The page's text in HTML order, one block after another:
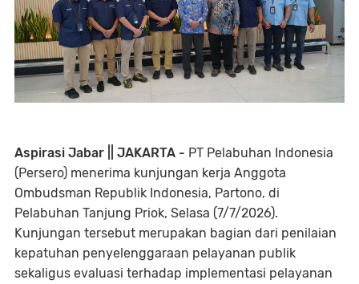
Aspirasi Jabar || JAKARTA - PT Pelabuhan Indonesia
(Persero) menerima kunjungan kerja Anggota
Ombudsman Republik Indonesia, Partono, di
Pelabuhan Tanjung Priok, Selasa (7/7/2026).
Kunjungan tersebut merupakan bagian dari penilaian
kepatuhan penyelenggaraan pelayanan publik
sekaligus evaluasi terhadap implementasi pelayanan